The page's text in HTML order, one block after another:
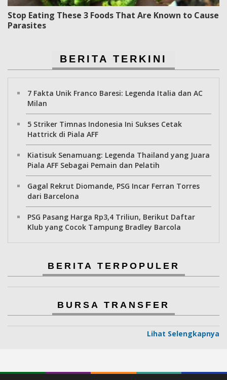
Stop Eating These 3 Foods That Are Known to Cause
Parasites
BERITA TERKINI
7 Fakta Unik Franco Baresi: Legenda Italia dan AC
Milan
5 Striker Timnas Indonesia Ini Sukses Cetak
Hattrick di Piala AFF
Kiatisuk Senamuang: Legenda Thailand yang Juara
Piala AFF Sebagai Pemain dan Pelatih
Gagal Rekrut Diomande, PSG Incar Ferran Torres
dari Barcelona
PSG Pasang Harga Rp3,4 Triliun, Berikut Daftar
Klub yang Cocok Tampung Bradley Barcola
BERITA TERPOPULER
BURSA TRANSFER
Lihat Selengkapnya